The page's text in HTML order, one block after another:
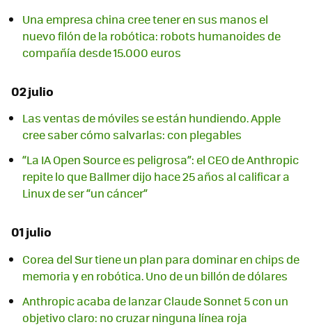
Una empresa china cree tener en sus manos el
nuevo filón de la robótica: robots humanoides de
compañía desde 15.000 euros
02 julio
Las ventas de móviles se están hundiendo. Apple
cree saber cómo salvarlas: con plegables
“La IA Open Source es peligrosa”: el CEO de Anthropic
repite lo que Ballmer dijo hace 25 años al calificar a
Linux de ser “un cáncer”
01 julio
Corea del Sur tiene un plan para dominar en chips de
memoria y en robótica. Uno de un billón de dólares
Anthropic acaba de lanzar Claude Sonnet 5 con un
objetivo claro: no cruzar ninguna línea roja